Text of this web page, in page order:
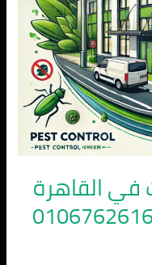
القاهرة